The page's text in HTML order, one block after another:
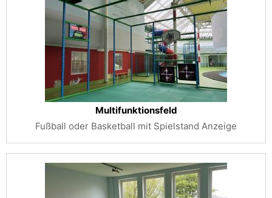
Multifunktionsfeld
Fußball oder Basketball mit Spielstand Anzeige